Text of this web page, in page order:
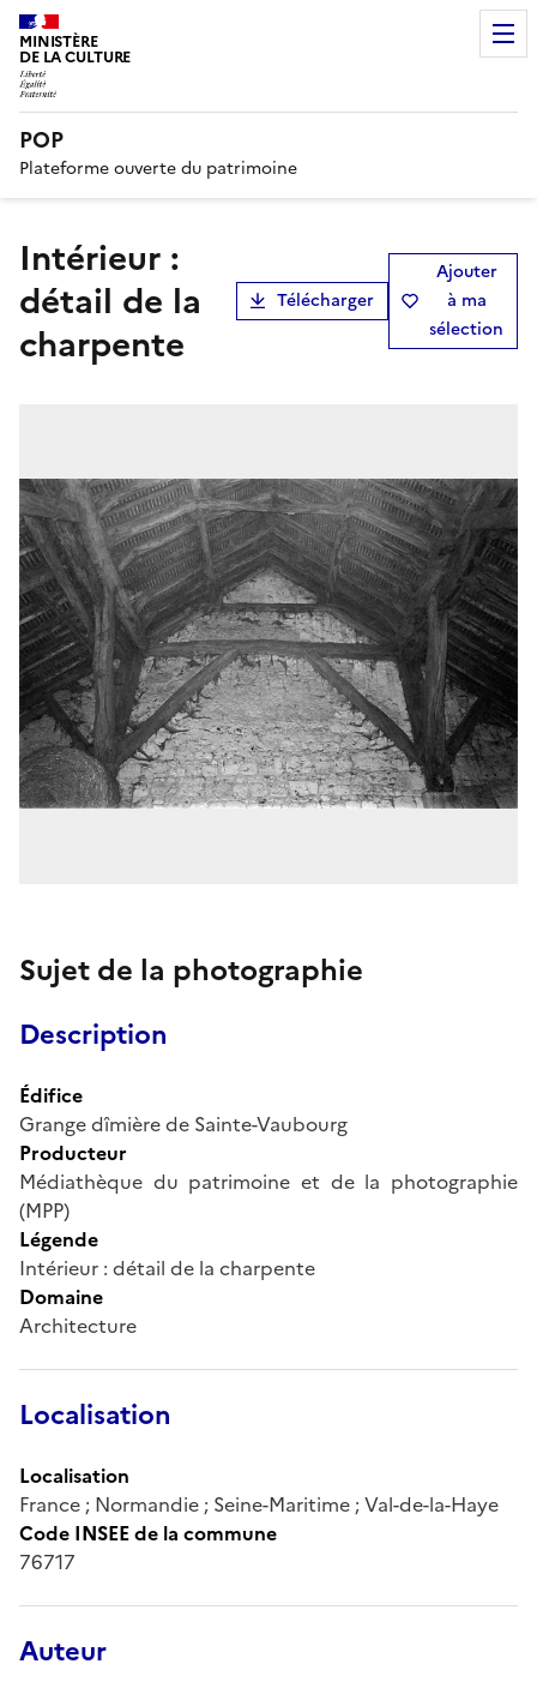
MINISTÈRE
DE LA CULTURE
POP
Plateforme ouverte du patrimoine
Intérieur :
détail de la
charpente
Télécharger
Ajouter
à ma
sélection
Sujet de la photographie
Description
Édifice
Grange dîmière de Sainte-Vaubourg
Producteur
Médiathèque du patrimoine et de la photographie
(MPP)
Légende
Intérieur : détail de la charpente
Domaine
Architecture
Localisation
Localisation
France ; Normandie ; Seine-Maritime ; Val-de-la-Haye
Code INSEE de la commune
76717
Auteur